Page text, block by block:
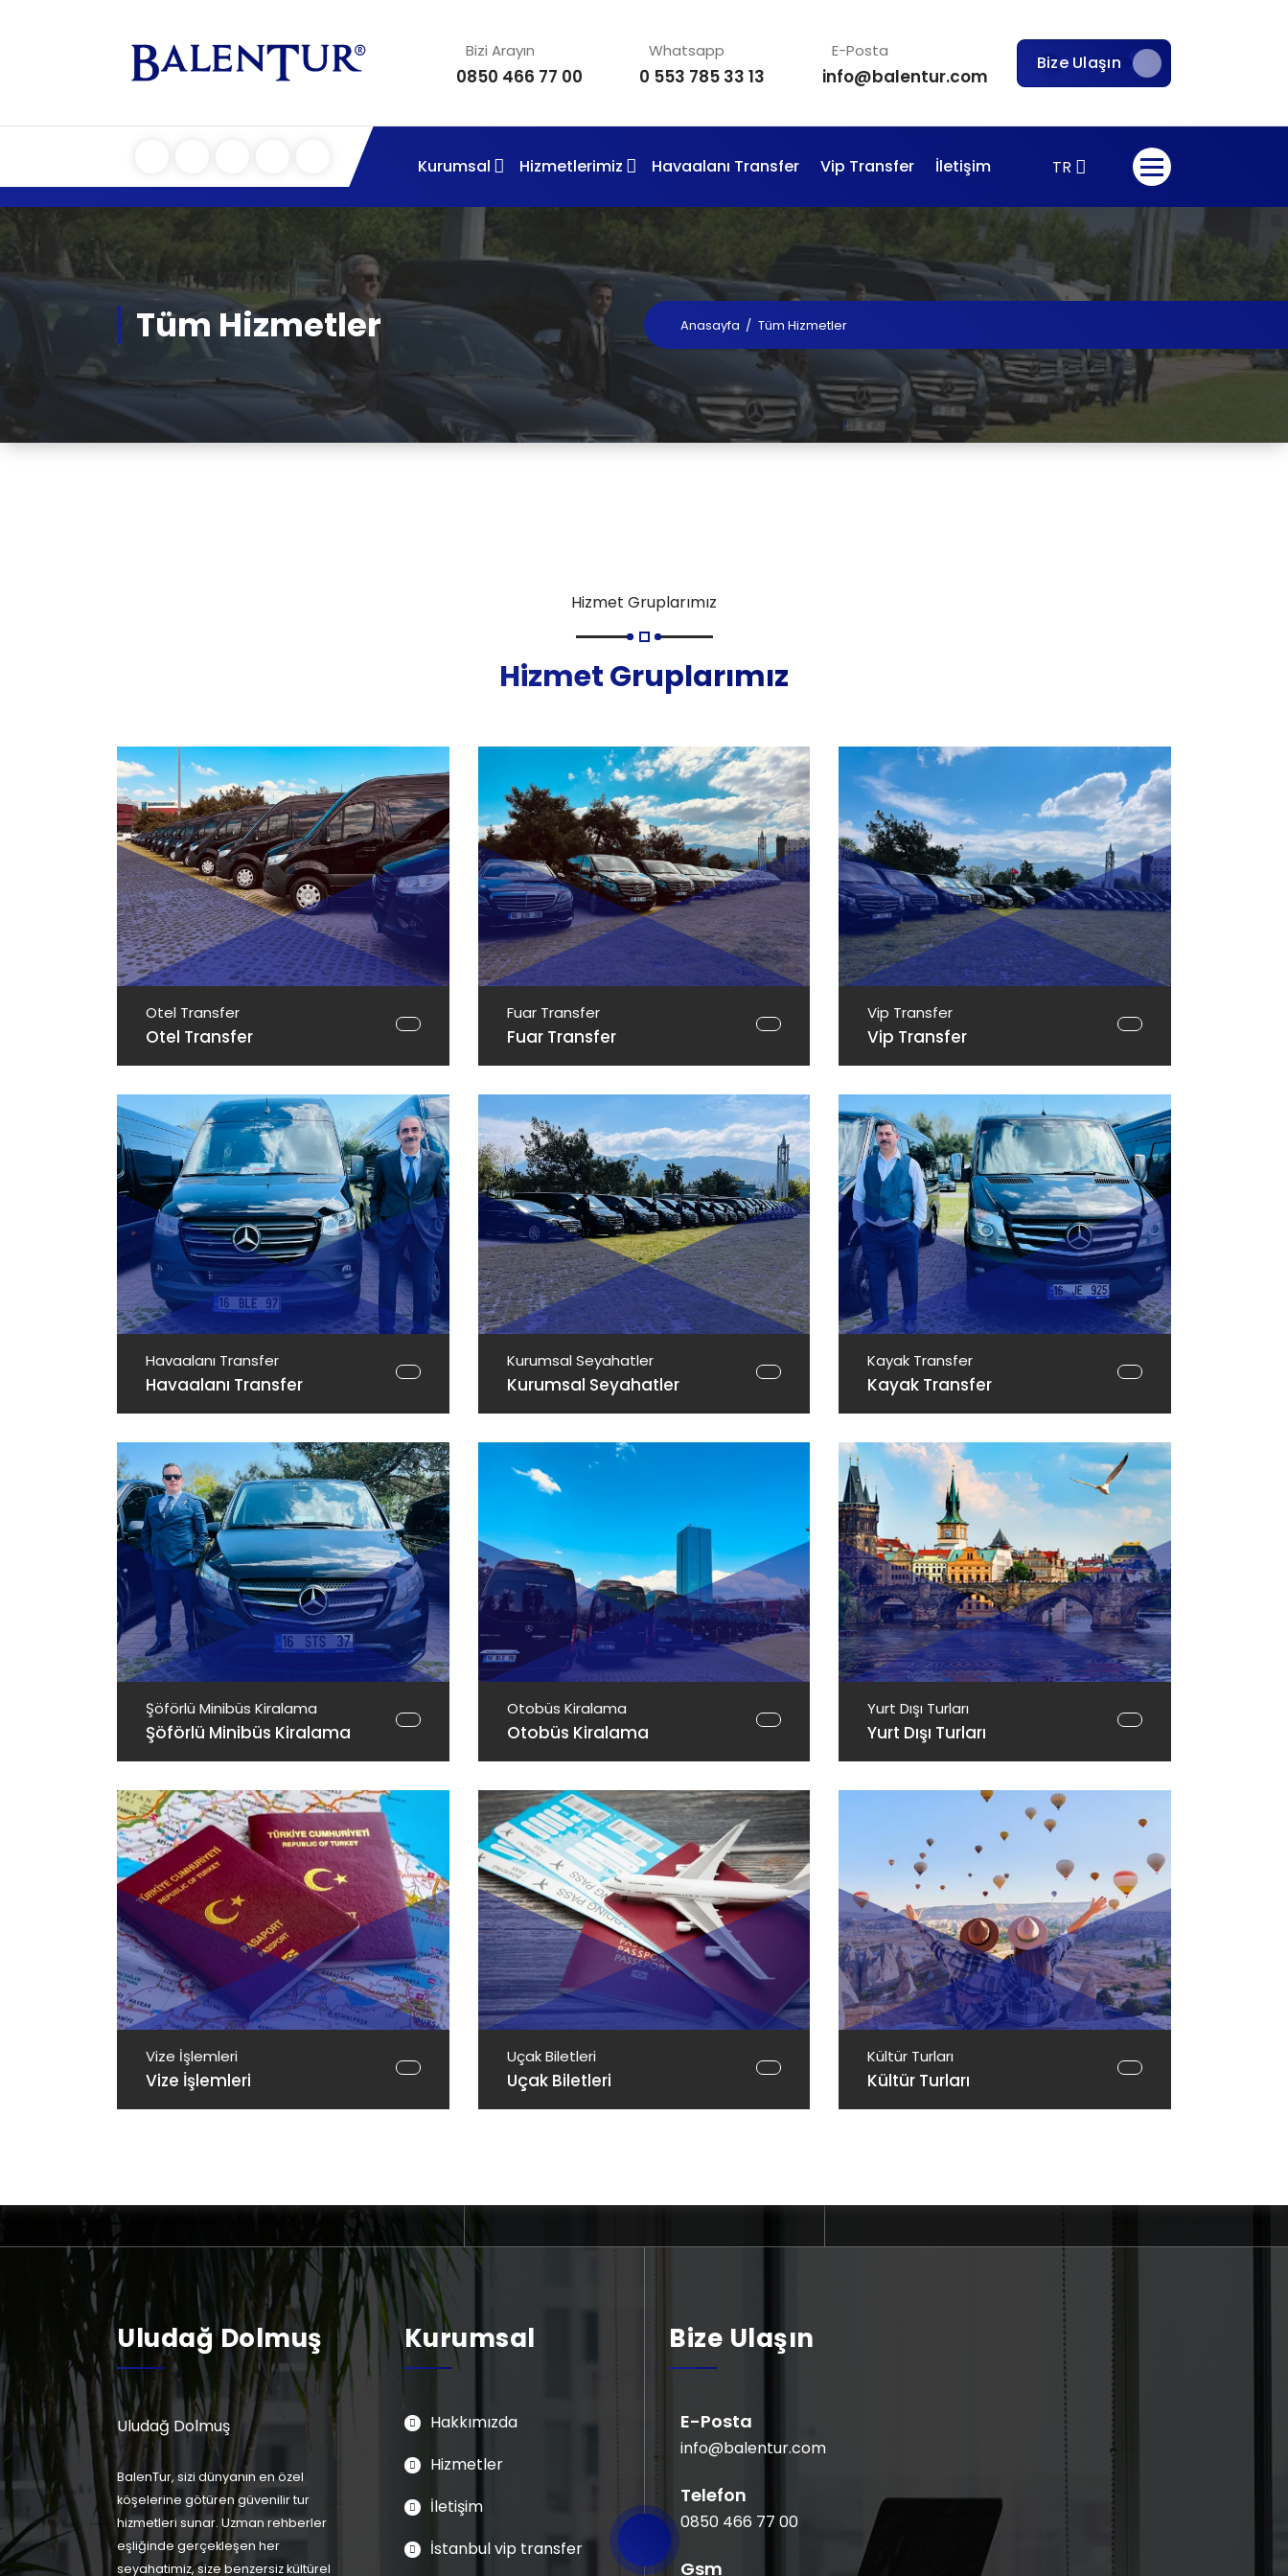
Bizi Arayın
0850 466 77 00
Whatsapp
0 553 785 33 13
E-Posta
info@balentur.com
Bize Ulaşın
Kurumsal Hizmetlerimiz Havaalanı Transfer Vip Transfer İletişim TR
Tüm Hizmetler Anasayfa / Tüm Hizmetler
Hizmet Gruplarımız
Hizmet Gruplarımız
Otel Transfer
Otel Transfer
Fuar Transfer
Fuar Transfer
Vip Transfer
Vip Transfer
Havaalanı Transfer
Havaalanı Transfer
Kurumsal Seyahatler
Kurumsal Seyahatler
Kayak Transfer
Kayak Transfer
Şöförlü Minibüs Kiralama
Şöförlü Minibüs Kiralama
Otobüs Kiralama
Otobüs Kiralama
Yurt Dışı Turları
Yurt Dışı Turları
Vize İşlemleri
Vize İşlemleri
Uçak Biletleri
Uçak Biletleri
Kültür Turları
Kültür Turları
Uludağ Dolmuş
Uludağ Dolmuş
BalenTur, sizi dünyanın en özel
köşelerine götüren güvenilir tur
hizmetleri sunar. Uzman rehberler
eşliğinde gerçekleşen her
seyahatimiz, size benzersiz kültürel
Kurumsal
Hakkımızda
Hizmetler
İletişim
İstanbul vip transfer
Bize Ulaşın
E-Posta
info@balentur.com
Telefon
0850 466 77 00
Gsm